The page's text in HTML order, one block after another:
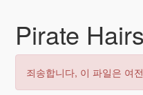
Pirate
죄송합니다, 이 파일은 여